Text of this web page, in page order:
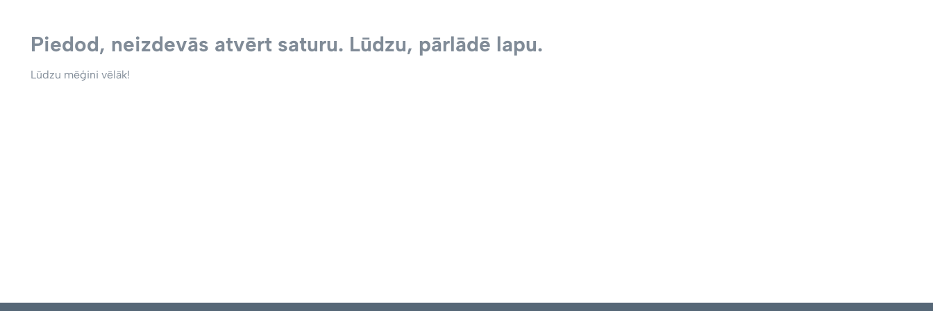
Piedod, neizdevās atvērt saturu. Lūdzu, pārlādē lapu.
Lūdzu mēģini vēlāk!